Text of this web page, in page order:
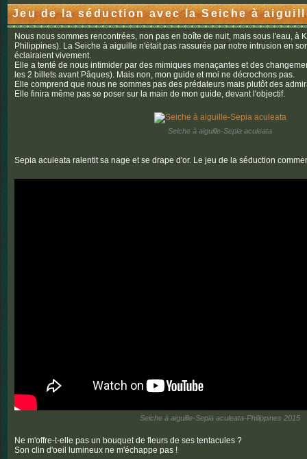
Jeu de la séduction avec la Seiche à
Nous nous sommes rencontrées, non pas en boîte de nuit, mais sous l'eau, à
Philippines). La Seiche à aiguille n'était pas rassurée par notre intrusion en
éclairaient vivement.
Elle a tenté de nous intimider par des mimiques menaçantes et des
les 2 billets avant Pâques). Mais non, mon guide et moi ne décrochons pas.
Elle comprend que nous ne sommes pas des prédateurs mais plutôt des
Elle finira même pas se poser sur la main de mon guide, devant l'objectif.
Seiche à aiguille-Sepia aculeata
Sepia aculeata ralentit sa nage et se drape d'or. Le jeu de la séduction
Seiche à aiguille-Sepia aculeata-Philippines 2015
Ne m'offre-t-elle pas un bouquet de fleurs de ses tentacules ?
Son clin d'oeil lumineux ne m'échappe pas !